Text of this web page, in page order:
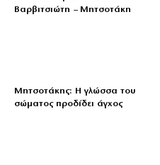
Βαρβιτσιώτη – Μητσοτάκη
Μητσοτάκης: Η γλώσσα του
σώματος προδίδει άγχος